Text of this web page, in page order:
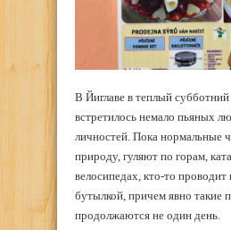
В Йиглаве в теплый
встретилось немало пьяных
личностей. Пока нормальные
природу, гуляют по горам,
велосипедах, кто-то
бутылкой, причем явно такие
продолжаются не один день.